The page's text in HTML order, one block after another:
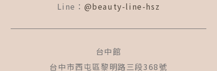
Line： @beauty-line-hsz
台中館
台中市西屯區黎明路三段368號